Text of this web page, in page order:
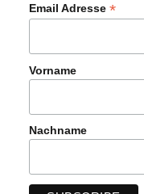
Email Adresse *
Vorname
Nachname